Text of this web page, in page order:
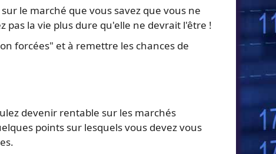
le marché que vous savez que vous ne
pas la vie plus dure qu'elle ne devrait l'être !
forcées" et à remettre les chances de
devenir rentable sur les marchés
points sur lesquels vous devez vous